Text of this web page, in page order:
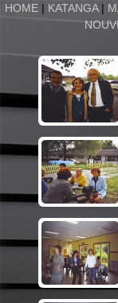
HOME | KATANGA|